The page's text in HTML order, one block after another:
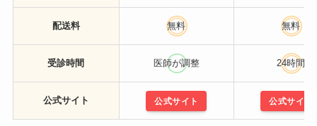
配送料 無料 無料
受診時間 医師が調整 24時間
公式サイト 公式サイト 公式サイト